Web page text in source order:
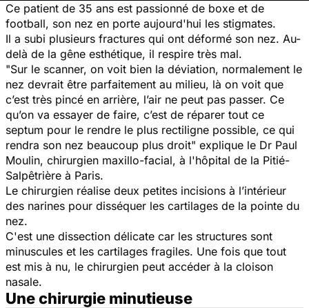
Ce patient de 35 ans est passionné de boxe et de
football, son nez en porte aujourd'hui les stigmates.
Il a subi plusieurs fractures qui ont déformé son nez. Au-
delà de la gêne esthétique, il respire très mal.
"Sur le scanner, on voit bien la déviation, normalement le
nez devrait être parfaitement au milieu, là on voit que
c’est très pincé en arrière, l’air ne peut pas passer. Ce
qu’on va essayer de faire, c’est de réparer tout ce
septum pour le rendre le plus rectiligne possible, ce qui
rendra son nez beaucoup plus droit" explique le Dr Paul
Moulin, chirurgien maxillo-facial, à l'hôpital de la Pitié-
Salpêtrière à Paris.
Le chirurgien réalise deux petites incisions à l’intérieur
des narines pour disséquer les cartilages de la pointe du
nez.
C'est une dissection délicate car les structures sont
minuscules et les cartilages fragiles. Une fois que tout
est mis à nu, le chirurgien peut accéder à la cloison
nasale.
Une chirurgie minutieuse